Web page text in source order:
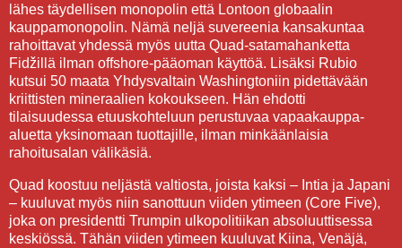
lähes täydellisen monopolin että Lontoon globaalin
kauppamonopolin. Nämä neljä suvereenia kansakuntaa
rahoittavat yhdessä myös uutta Quad-satamahanketta
Fidžillä ilman offshore-pääoman käyttöä. Lisäksi Rubio
kutsui 50 maata Yhdysvaltain Washingtoniin pidettävään
kriittisten mineraalien kokoukseen. Hän ehdotti
tilaisuudessa etuuskohteluun perustuvaa vapaakauppa-
aluetta yksinomaan tuottajille, ilman minkäänlaisia
rahoitusalan välikäsiä.
Quad koostuu neljästä valtiosta, joista kaksi – Intia ja Japani
– kuuluvat myös niin sanottuun viiden ytimeen (Core Five),
joka on presidentti Trumpin ulkopolitiikan absoluuttisessa
keskiössä. Tähän viiden ytimeen kuuluvat Kiina, Venäjä,